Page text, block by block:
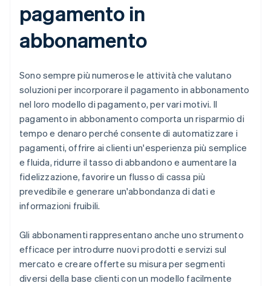
pagamento in
abbonamento
Sono sempre più numerose le attività che valutano
soluzioni per incorporare il pagamento in abbonamento
nel loro modello di pagamento, per vari motivi. Il
pagamento in abbonamento comporta un risparmio di
tempo e denaro perché consente di automatizzare i
pagamenti, offrire ai clienti un'esperienza più semplice
e fluida, ridurre il tasso di abbandono e aumentare la
fidelizzazione, favorire un flusso di cassa più
prevedibile e generare un'abbondanza di dati e
informazioni fruibili.
Gli abbonamenti rappresentano anche uno strumento
efficace per introdurre nuovi prodotti e servizi sul
mercato e creare offerte su misura per segmenti
diversi della base clienti con un modello facilmente